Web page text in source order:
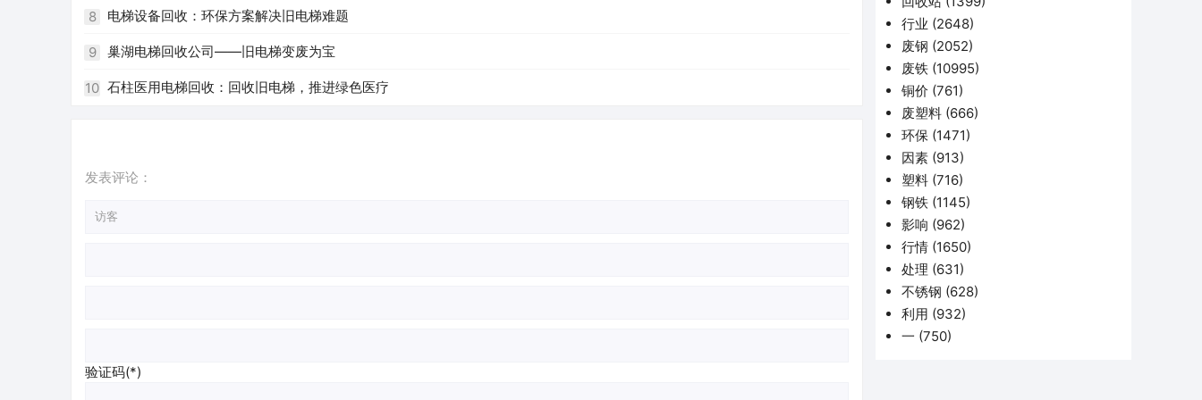
8 电梯设备回收：环保方案解决旧电梯难题
9 巢湖电梯回收公司——旧电梯变废为宝
10 石柱医用电梯回收：回收旧电梯，推进绿色医疗
发表评论：
验证码(*)
行业 (2648)
废钢 (2052)
废铁 (10995)
铜价 (761)
废塑料 (666)
环保 (1471)
因素 (913)
塑料 (716)
钢铁 (1145)
影响 (962)
行情 (1650)
处理 (631)
不锈钢 (628)
利用 (932)
一 (750)